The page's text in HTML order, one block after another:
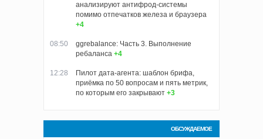
анализируют антифрод-системы
помимо отпечатков железа и браузера
+4
08:50
ggrebalance: Часть 3. Выполнение
ребаланса +4
12:28
Пилот дата-агента: шаблон брифа,
приёмка по 50 вопросам и пять метрик,
по которым его закрывают +3
ОБСУЖДАЕМОЕ